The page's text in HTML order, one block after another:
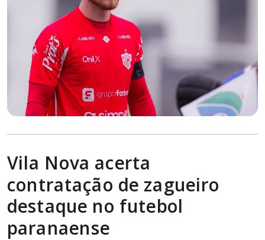
Vila Nova acerta
contratação de zagueiro
destaque no futebol
paranaense